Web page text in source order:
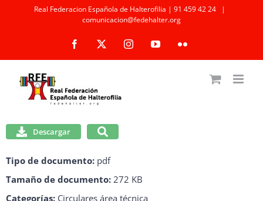
Real Federacion Española de Halterofilia | 91 459 42 24
|
comunicacion@fedehalter.org
Facebook InstagramYouTubeFlickr
Descargar
Tipo de documento: pdf
Tamaño de documento: 272 KB
Categorías: Circulares área técnica